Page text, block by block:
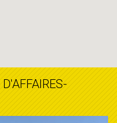
D'AFFAIRES-